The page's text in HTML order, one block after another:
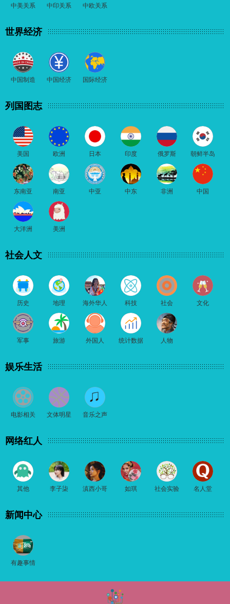
中美关系 中印关系 中欧关系
世界经济
中国制造 中国经济 国际经济
列国图志
美国 欧洲 日本 印度 俄罗斯 朝鲜半岛
东南亚 南亚 中亚 中东 非洲 中国
大洋洲 美洲
社会人文
历史 地理 海外华人 科技 社会 文化
军事 旅游 外国人 统计数据 人物
娱乐生活
电影相关 文体明星 音乐之声
网络红人
其他 李子柒 滇西小哥 如琪 社会实验 名人堂
新闻中心
有趣事情